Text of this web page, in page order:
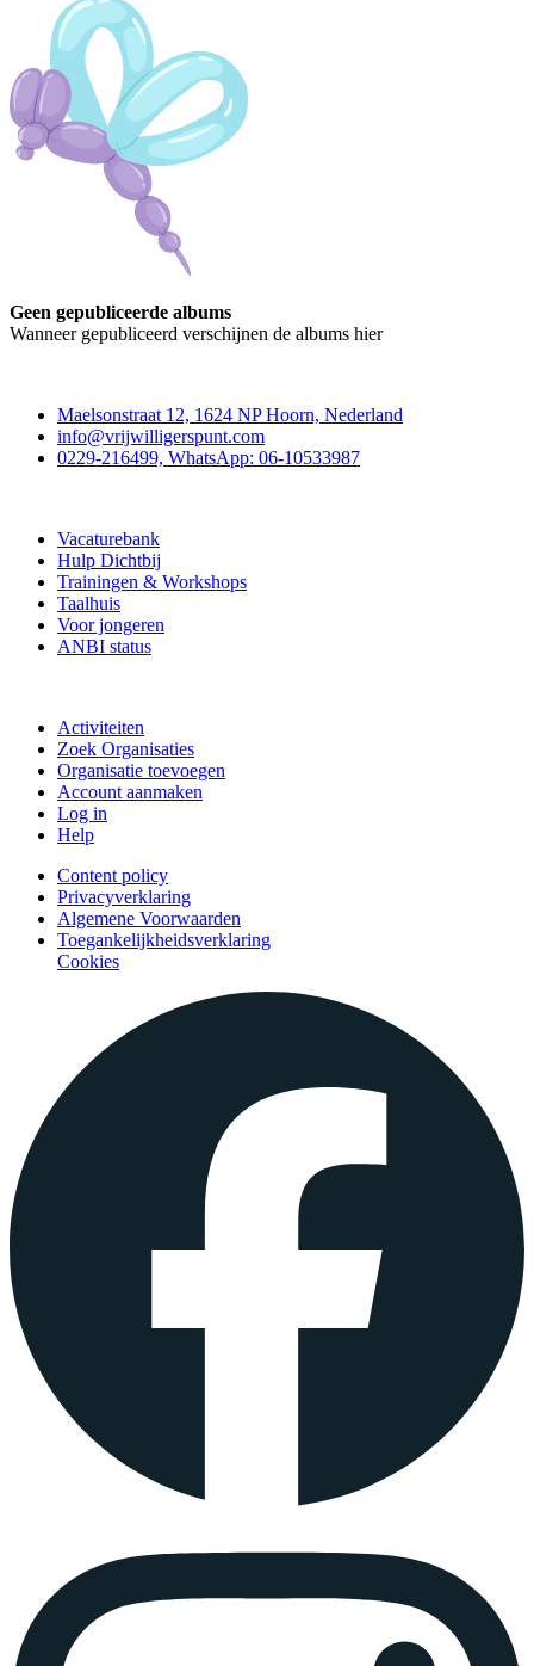
Geen gepubliceerde albums
Wanneer gepubliceerd verschijnen de albums hier
Maelsonstraat 12, 1624 NP Hoorn, Nederland
info@vrijwilligerspunt.com
0229-216499, WhatsApp: 06-10533987
Vacaturebank
Hulp Dichtbij
Trainingen & Workshops
Taalhuis
Voor jongeren
ANBI status
Activiteiten
Zoek Organisaties
Organisatie toevoegen
Account aanmaken
Log in
Help
Content policy
Privacyverklaring
Algemene Voorwaarden
Toegankelijkheidsverklaring
Cookies